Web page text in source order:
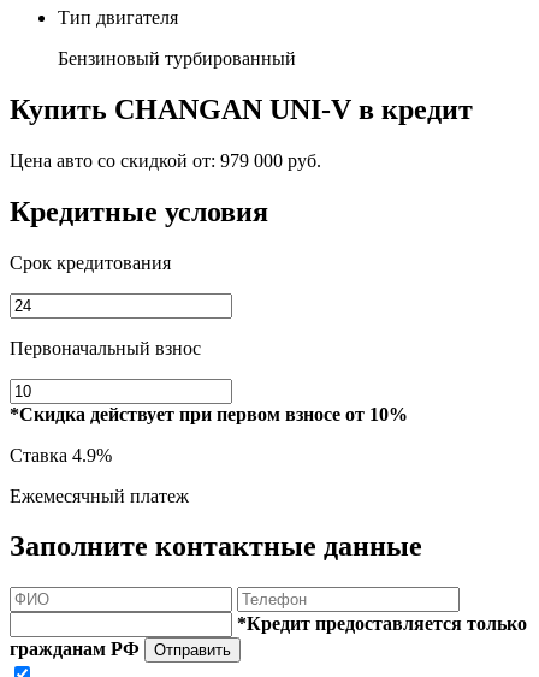
Тип двигателя
Бензиновый турбированный
Купить CHANGAN UNI-V в кредит
Цена авто со скидкой от: 979 000 руб.
Кредитные условия
Срок кредитования
Первоначальный взнос
*Скидка действует при первом взносе от 10%
Ставка 4.9%
Ежемесячный платеж
Заполните контактные данные
*Кредит предоставляется только
гражданам РФ
Отправить